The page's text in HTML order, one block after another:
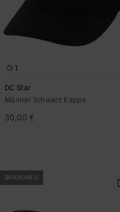
1
DC Star
Männer Schwarz Kappe
30,00 €
BRANDNEU